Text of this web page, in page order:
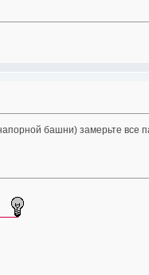
башни) замерьте все